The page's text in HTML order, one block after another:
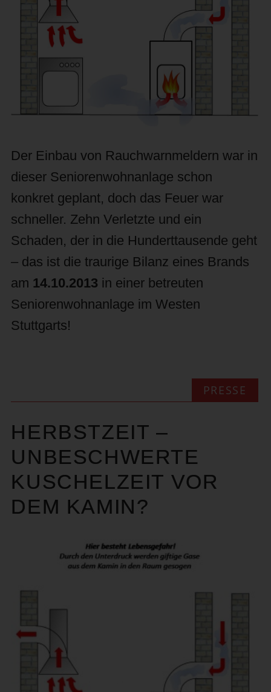
Der Einbau von Rauchwarnmeldern war in
dieser Seniorenwohnanlage schon
konkret geplant, doch das Feuer war
schneller. Zehn Verletzte und ein
Schaden, der in die Hunderttausende geht
– das ist die traurige Bilanz eines Brands
am 14.10.2013 in einer betreuten
Seniorenwohnanlage im Westen
Stuttgarts!
PRESSE
HERBSTZEIT –
UNBESCHWERTE
KUSCHELZEIT VOR
DEM KAMIN?